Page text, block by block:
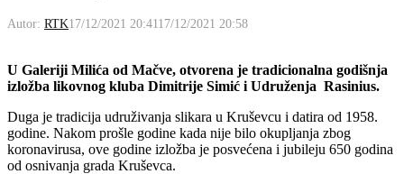
Autor: RTK17/12/2021 20:41 17/12/2021 20:58
U Galeriji Milića od Mačve, otvorena je tradicionalna godišnja
izložba likovnog kluba Dimitrije Simić i Udruženja Rasinius.
Duga je tradicija udruživanja slikara u Kruševcu i datira od 1958.
godine. Nakom prošle godine kada nije bilo okupljanja zbog
koronavirusa, ove godine izložba je posvećena i jubileju 650 godina
od osnivanja grada Kruševca.